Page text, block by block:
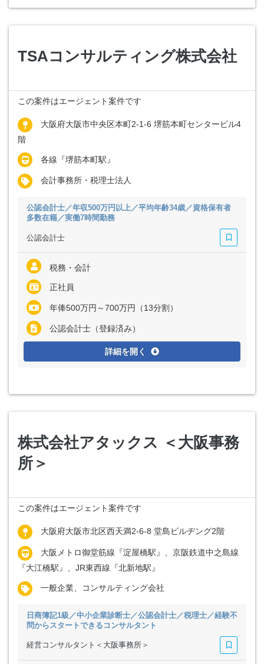
TSAコンサルティング株式会社
この案件はエージェント案件です
大阪府大阪市中央区本町2-1-6 堺筋本町センタービル4
階
各線『堺筋本町駅』
会計事務所・税理士法人
公認会計士／年収500万円以上／平均年齢34歳／資格保有者
多数在籍／実働7時間勤務
公認会計士
税務・会計
正社員
年俸500万円～700万円（13分割）
公認会計士（登録済み）
詳細を開く
株式会社アタックス ＜大阪事務
所＞
この案件はエージェント案件です
大阪府大阪市北区西天満2-6-8 堂島ビルヂング2階
大阪メトロ御堂筋線『淀屋橋駅』、京阪鉄道中之島線
『大江橋駅』、JR東西線『北新地駅』
一般企業、コンサルティング会社
日商簿記1級／中小企業診断士／公認会計士／税理士／経験不
問からスタートできるコンサルタント
経営コンサルタント＜大阪事務所＞